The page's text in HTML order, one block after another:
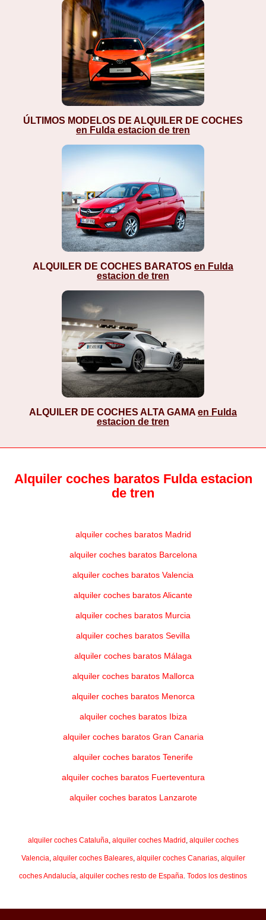
ÚLTIMOS MODELOS DE ALQUILER DE COCHES
en Fulda estacion de tren
ALQUILER DE COCHES BARATOS en Fulda
estacion de tren
ALQUILER DE COCHES ALTA GAMA en Fulda
estacion de tren
Alquiler coches baratos Fulda estacion
de tren
alquiler coches baratos Madrid
alquiler coches baratos Barcelona
alquiler coches baratos Valencia
alquiler coches baratos Alicante
alquiler coches baratos Murcia
alquiler coches baratos Sevilla
alquiler coches baratos Málaga
alquiler coches baratos Mallorca
alquiler coches baratos Menorca
alquiler coches baratos Ibiza
alquiler coches baratos Gran Canaria
alquiler coches baratos Tenerife
alquiler coches baratos Fuerteventura
alquiler coches baratos Lanzarote
alquiler coches Cataluña, alquiler coches Madrid , alquiler coches
Valencia, alquiler coches Baleares, alquiler coches Canarias, alquiler
coches Andalucía, alquiler coches resto de España. Todos los destinos